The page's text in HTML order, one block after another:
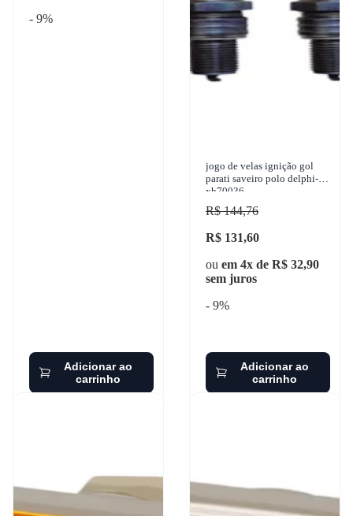
- 9%
Adicionar ao
carrinho
jogo de velas ignição gol
parati saveiro polo delphi-
xh70036
R$ 144,76
R$ 131,60
ou em 4x de R$ 32,90
sem juros
- 9%
Adicionar ao
carrinho